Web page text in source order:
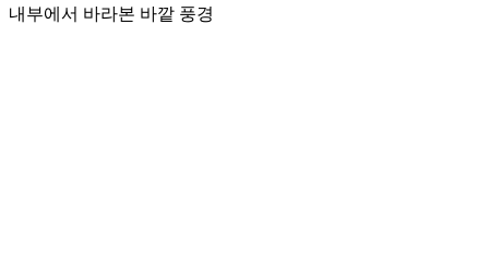
내부에서 바라본 바깥 풍경